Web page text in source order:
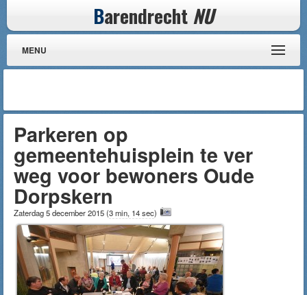
Barendrecht NU
MENU
Parkeren op
gemeentehuisplein te ver
weg voor bewoners Oude
Dorpskern
Zaterdag 5 december 2015(3 min, 14 sec)